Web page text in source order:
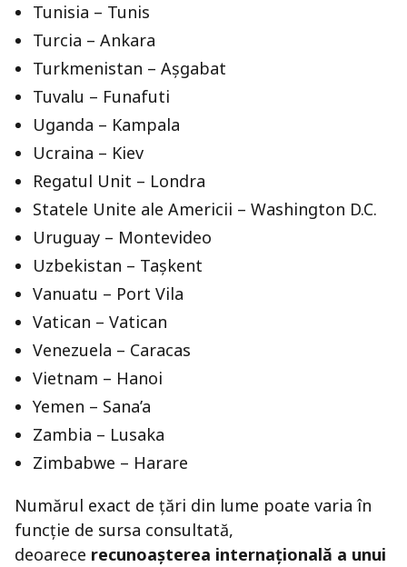
Tunisia – Tunis
Turcia – Ankara
Turkmenistan – Așgabat
Tuvalu – Funafuti
Uganda – Kampala
Ucraina – Kiev
Regatul Unit – Londra
Statele Unite ale Americii – Washington D.C.
Uruguay – Montevideo
Uzbekistan – Tașkent
Vanuatu – Port Vila
Vatican – Vatican
Venezuela – Caracas
Vietnam – Hanoi
Yemen – Sana’a
Zambia – Lusaka
Zimbabwe – Harare
Numărul exact de țări din lume poate varia în
funcție de sursa consultată,
deoarece recunoașterea internațională a unui